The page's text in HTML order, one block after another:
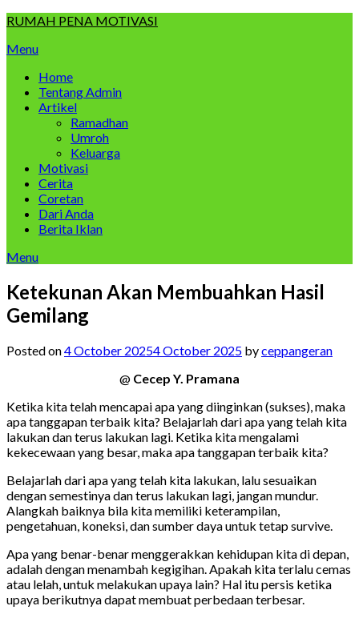
Skip
content
RUMAH PENA MOTIVASI
Menu
Home
Tentang Admin
Artikel
Ramadhan
Umroh
Keluarga
Motivasi
Cerita
Coretan
Dari Anda
Berita Iklan
Menu
Ketekunan Akan Membuahkan Hasil
Gemilang
Posted on4 October 20254 October 2025 byceppangeran
@ Cecep Y. Pramana
Ketika kita telah mencapai apa yang diinginkan (sukses), maka
apa tanggapan terbaik kita? Belajarlah dari apa yang telah kita
lakukan dan terus lakukan lagi. Ketika kita mengalami
kekecewaan yang besar, maka apa tanggapan terbaik kita?
Belajarlah dari apa yang telah kita lakukan, lalu sesuaikan
dengan semestinya dan terus lakukan lagi, jangan mundur.
Alangkah baiknya bila kita memiliki keterampilan,
pengetahuan, koneksi, dan sumber daya untuk tetap survive.
Apa yang benar-benar menggerakkan kehidupan kita di depan,
adalah dengan menambah kegigihan. Apakah kita terlalu cemas
atau lelah, untuk melakukan upaya lain? Hal itu persis ketika
upaya berikutnya dapat membuat perbedaan terbesar.